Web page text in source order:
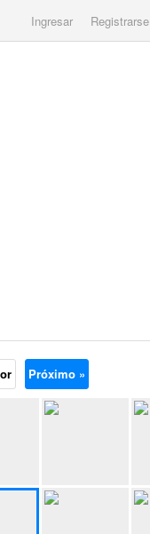
Ingresar Registrarse
Próximo »